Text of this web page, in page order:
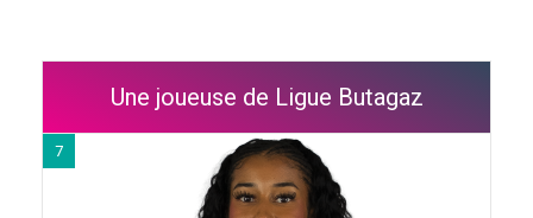
Une joueuse de Ligue Butagaz
7